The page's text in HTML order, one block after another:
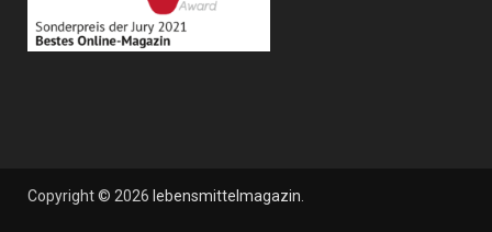
Copyright © 2026 lebensmittelmagazin